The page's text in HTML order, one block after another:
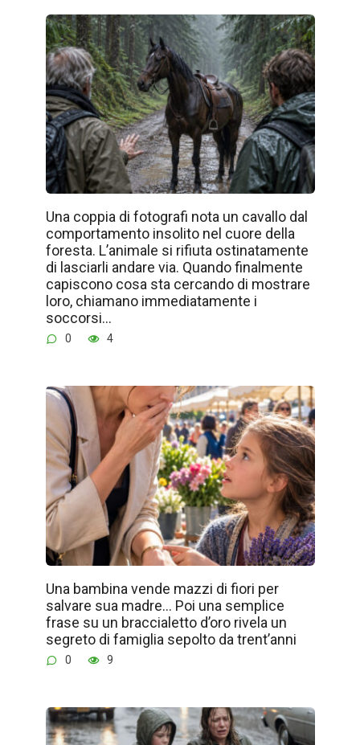
Una coppia di fotografi nota un cavallo dal
comportamento insolito nel cuore della
foresta. L’animale si rifiuta ostinatamente
di lasciarli andare via. Quando finalmente
capiscono cosa sta cercando di mostrare
loro, chiamano immediatamente i
soccorsi…
0 4
Una bambina vende mazzi di fiori per
salvare sua madre… Poi una semplice
frase su un braccialetto d’oro rivela un
segreto di famiglia sepolto da trent’anni
0 9